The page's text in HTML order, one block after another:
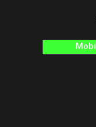
Mobil